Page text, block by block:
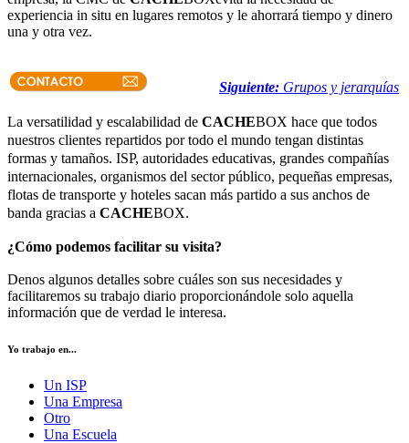
experiencia in situ en lugares remotos y le ahorrará tiempo y dinero
una y otra vez.
Siguiente: Grupos y jerarquías
La versatilidad y escalabilidad de CACHEBOX hace que todos
nuestros clientes repartidos por todo el mundo tengan distintas
formas y tamaños. ISP, autoridades educativas, grandes compañías
internacionales, organismos del sector público, pequeñas empresas,
flotas de transporte y hoteles sacan más partido a sus anchos de
banda gracias a CACHEBOX.
¿Cómo podemos facilitar su visita?
Denos algunos detalles sobre cuáles son sus necesidades y
facilitaremos su trabajo diario proporcionándole solo aquella
información que de verdad le interesa.
Yo trabajo en...
Un ISP
Una Empresa
Otro
Una Escuela